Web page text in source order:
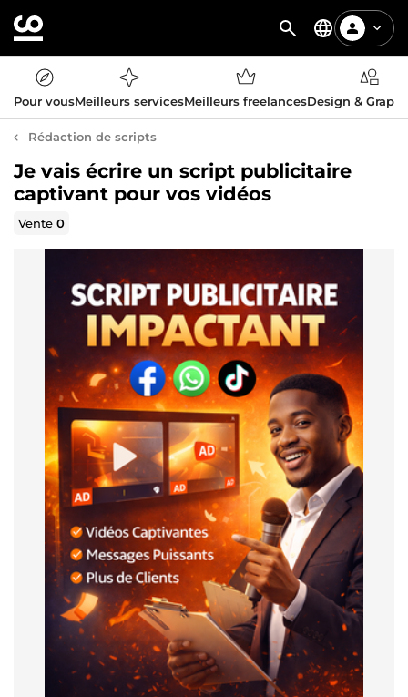
Pour vousMeilleurs servicesMeilleurs freelancesDesign &
Rédaction de scripts
Je vais écrire un script publicitaire
captivant pour vos vidéos
Vente0